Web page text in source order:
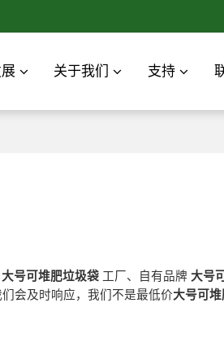
关于我们 支持
大号可堆肥垃圾袋工厂、自有品牌 大号
会及时响应，我们不是最低价大号可